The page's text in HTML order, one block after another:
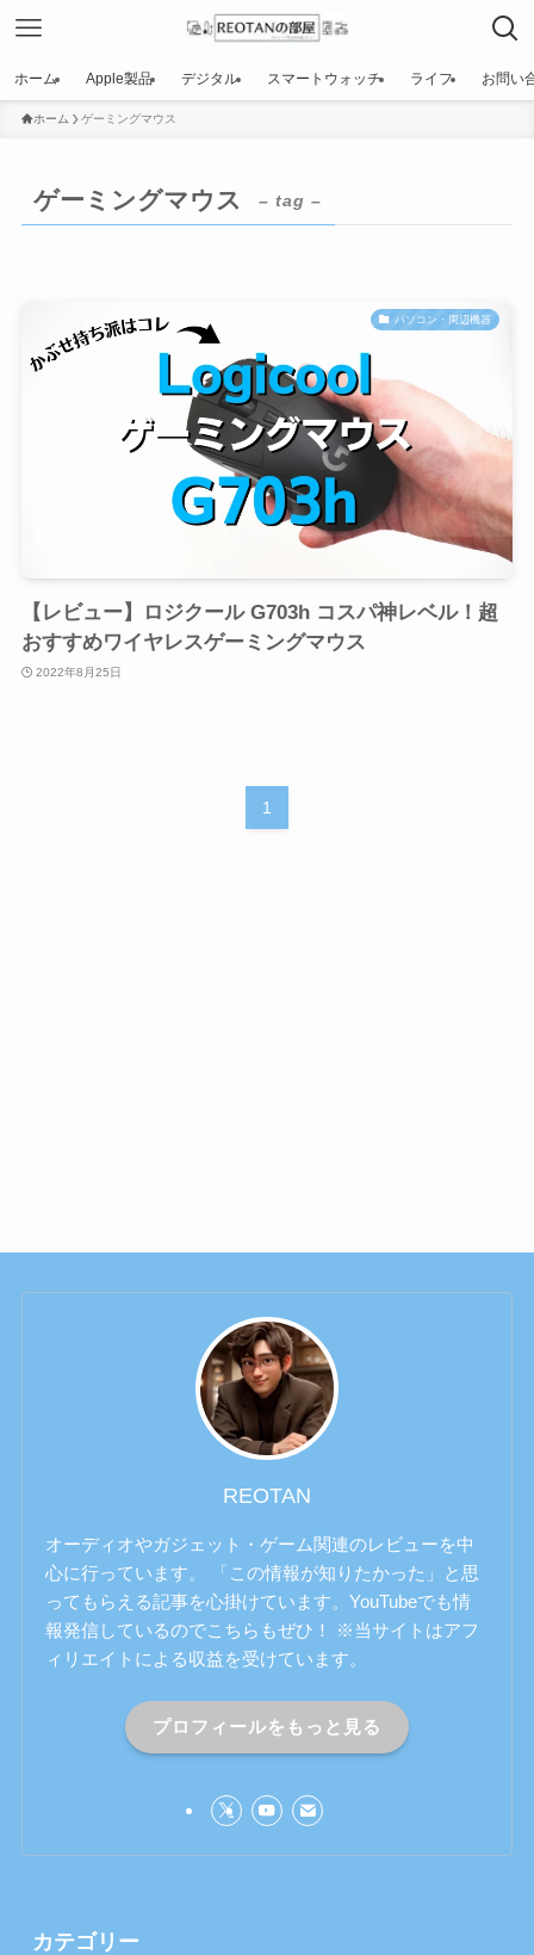
ホーム Apple製品 デジタル スマートウォッチ ライフ お問い
ホーム ゲーミングマウス
ゲーミングマウス – tag –
パソコン・周辺機器
【レビュー】ロジクール G703h コスパ神レベル！超
おすすめワイヤレスゲーミングマウス
2022年8月25日
1
REOTAN
オーディオやガジェット・ゲーム関連のレビューを中
心に行っています。 「この情報が知りたかった」と思
ってもらえる記事を心掛けています。YouTubeでも情
報発信しているのでこちらもぜひ！ ※当サイトはアフ
ィリエイトによる収益を受けています。
プロフィールをもっと見る
カテゴリー